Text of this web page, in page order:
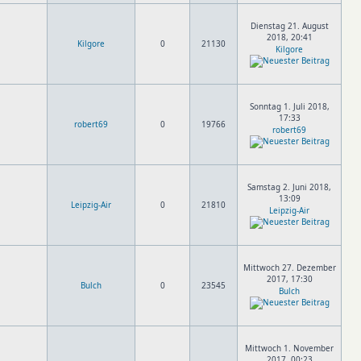
Kilgore 0 21130
Dienstag 21. August
2018, 20:41
Kilgore
robert69 0 19766
Sonntag 1. Juli 2018,
17:33
robert69
Leipzig-Air 0 21810
Samstag 2. Juni 2018,
13:09
Leipzig-Air
Bulch 0 23545
Mittwoch 27. Dezember
2017, 17:30
Bulch
Mittwoch 1. November